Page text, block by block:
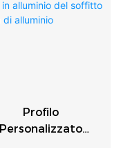
Soffitto Della
Di Alluminio
Profilo
Personalizzato